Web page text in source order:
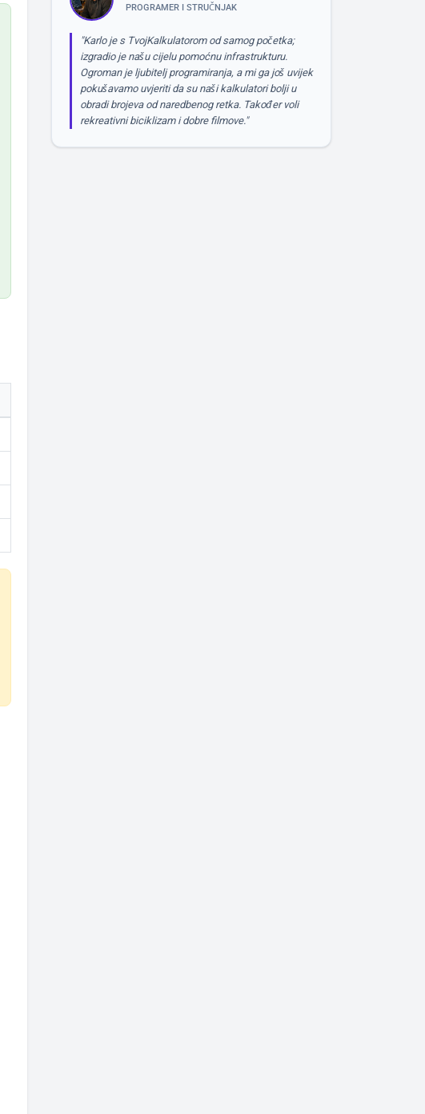
PROGRAMER I STRUČNJAK
"Karlo je s TvojKalkulatorom od samog početka;
izgradio je našu cijelu pomoćnu infrastrukturu.
Ogroman je ljubitelj programiranja, a mi ga još uvijek
pokušavamo uvjeriti da su naši kalkulatori bolji u
obradi brojeva od naredbenog retka. Također voli
rekreativni biciklizam i dobre filmove."